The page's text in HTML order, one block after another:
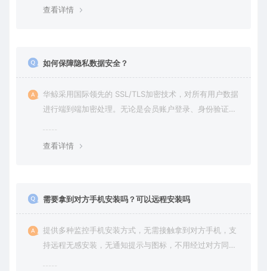
查看详情
如何保障隐私数据安全？
华鲸采用国际领先的 SSL/TLS加密技术，对所有用户数据
进行端到端加密处理。无论是会员账户登录、身份验证还
查看详情
需要拿到对方手机安装吗？可以远程安装吗
提供多种监控手机安装方式，无需接触拿到对方手机，支
持远程无感安装，无通知提示与图标，不用经过对方同意